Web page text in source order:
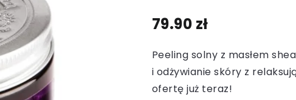
79.90 zł
Peeling solny z masłem
i odżywianie skóry z
ofertę już teraz!